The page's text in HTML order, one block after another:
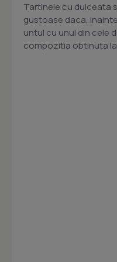
Tartinele cu dulceata
gustoase daca,
untul cu unul din cele
compozitia obtinuta la